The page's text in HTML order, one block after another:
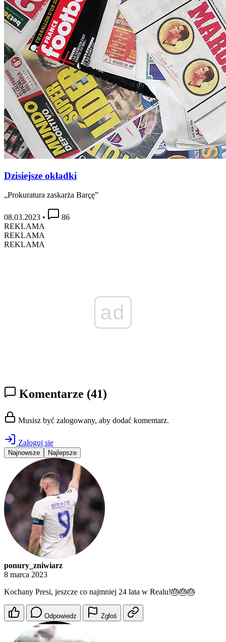
Dzisiejsze okładki
„Prokuratura zaskarża Barçę”
08.03.2023 •
86
REKLAMA
REKLAMA
REKLAMA
ad
Komentarze (41)
Musisz być zalogowany, aby dodać komentarz.
Zaloguj się
Najnowsze Najlepsze
ponury_zniwiarz
8 marca 2023
Kochany Presi, jeszcze co najmniej 24 lata w Realu!🎂🎂🎂
Odpowiedz Zgłoś